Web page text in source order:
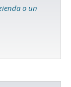
o un